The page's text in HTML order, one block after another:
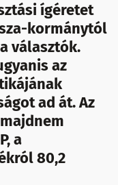
ígéretet
kormánytól
választók.
az
ad át. Az
a
80,2